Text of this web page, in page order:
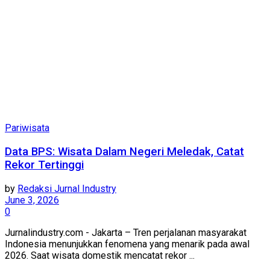
Pariwisata
Data BPS: Wisata Dalam Negeri Meledak, Catat
Rekor Tertinggi
by Redaksi Jurnal Industry
June 3, 2026
0
Jurnalindustry.com - Jakarta – Tren perjalanan masyarakat
Indonesia menunjukkan fenomena yang menarik pada awal
2026. Saat wisata domestik mencatat rekor ...